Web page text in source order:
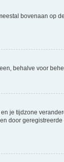
bovenaan op
behalve voor
je tijdzone
door